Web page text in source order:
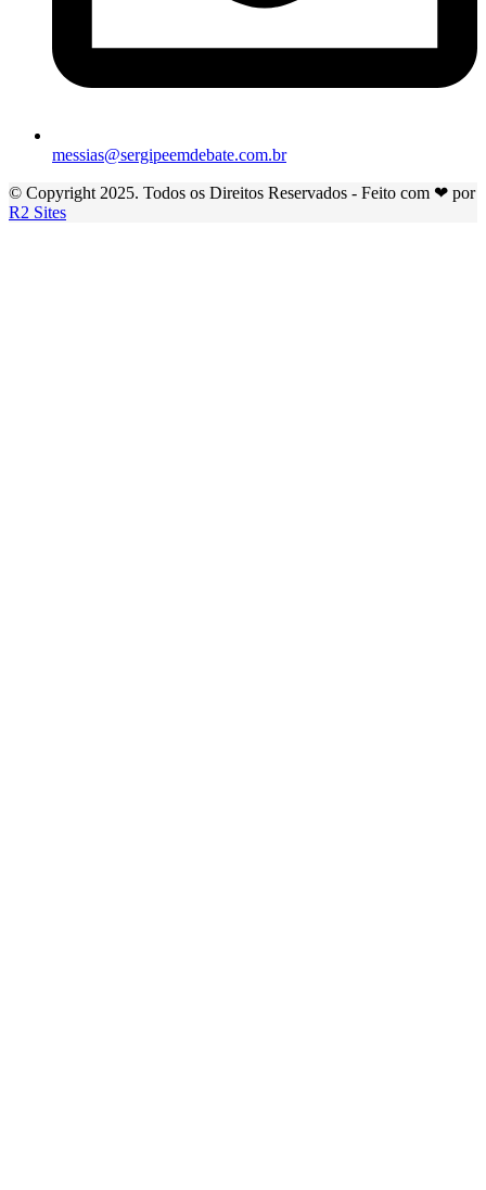
messias@sergipeemdebate.com.br
© Copyright 2025. Todos os Direitos Reservados - Feito com ❤ por
R2 Sites